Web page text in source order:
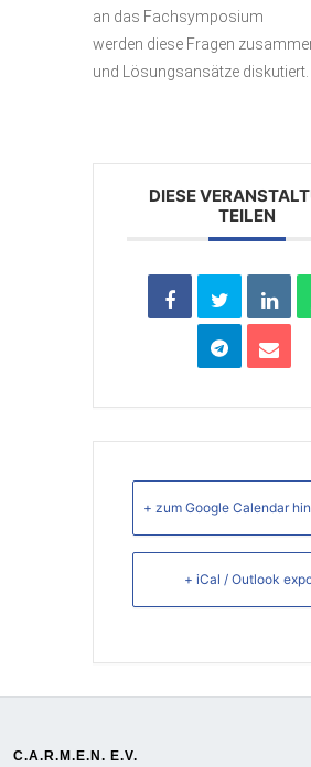
an das Fachsymposium
werden diese Fragen
und Lösungsansätze diskutiert.
DIESE
TEILEN
+ zum Google Calendar
+ iCal / Outlook
C.A.R.M.E.N. E.V.